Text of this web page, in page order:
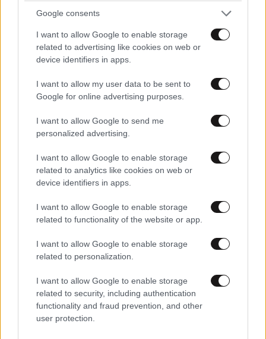
Google consents
I want to allow Google to enable storage
related to advertising like cookies on web or
device identifiers in apps.
I want to allow my user data to be sent to
Google for online advertising purposes.
I want to allow Google to send me
personalized advertising.
I want to allow Google to enable storage
related to analytics like cookies on web or
device identifiers in apps.
I want to allow Google to enable storage
related to functionality of the website or app.
I want to allow Google to enable storage
related to personalization.
I want to allow Google to enable storage
related to security, including authentication
functionality and fraud prevention, and other
user protection.
Απαντήστε
Χα χα χα 15·06·2026 18:22
Έβλεπε καλά;